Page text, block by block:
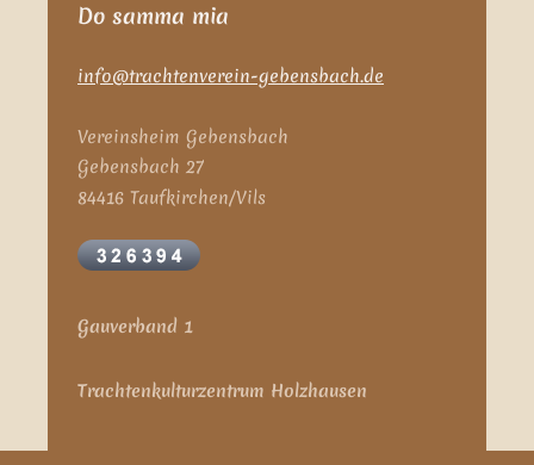
Do samma mia
info@trachtenverein-gebensbach.de
Vereinsheim Gebensbach
Gebensbach 27
84416 Taufkirchen/Vils
Gauverband 1
Trachtenkulturzentrum Holzhausen